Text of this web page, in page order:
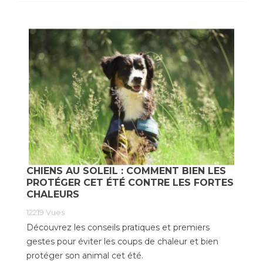
CHIENS AU SOLEIL : COMMENT BIEN LES
PROTÉGER CET ÉTÉ CONTRE LES FORTES
CHALEURS
12219 Vues
Découvrez les conseils pratiques et premiers
gestes pour éviter les coups de chaleur et bien
protéger son animal cet été.